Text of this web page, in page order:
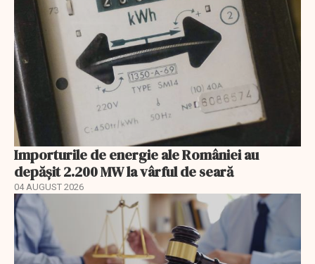
Importurile de energie ale României au
depășit 2.200 MW la vârful de seară
04 AUGUST 2026